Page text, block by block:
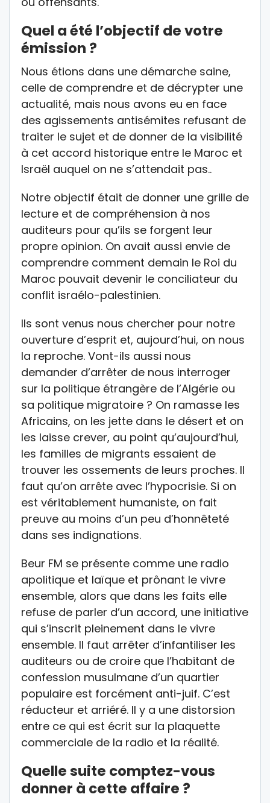
Quel a été l’objectif de votre
émission ?
Nous étions dans une démarche saine,
celle de comprendre et de décrypter une
actualité, mais nous avons eu en face
des agissements antisémites refusant de
traiter le sujet et de donner de la visibilité
à cet accord historique entre le Maroc et
Israël auquel on ne s’attendait pas..
Notre objectif était de donner une grille de
lecture et de compréhension à nos
auditeurs pour qu’ils se forgent leur
propre opinion. On avait aussi envie de
comprendre comment demain le Roi du
Maroc pouvait devenir le conciliateur du
conflit israélo-palestinien.
Ils sont venus nous chercher pour notre
ouverture d’esprit et, aujourd’hui, on nous
la reproche. Vont-ils aussi nous
demander d’arrêter de nous interroger
sur la politique étrangère de l’Algérie ou
sa politique migratoire ? On ramasse les
Africains, on les jette dans le désert et on
les laisse crever, au point qu’aujourd’hui,
les familles de migrants essaient de
trouver les ossements de leurs proches. Il
faut qu’on arrête avec l’hypocrisie. Si on
est véritablement humaniste, on fait
preuve au moins d’un peu d’honnêteté
dans ses indignations.
Beur FM se présente comme une radio
apolitique et laïque et prônant le vivre
ensemble, alors que dans les faits elle
refuse de parler d’un accord, une initiative
qui s’inscrit pleinement dans le vivre
ensemble. Il faut arrêter d’infantiliser les
auditeurs ou de croire que l’habitant de
confession musulmane d’un quartier
populaire est forcément anti-juif. C’est
réducteur et arriéré. Il y a une distorsion
entre ce qui est écrit sur la plaquette
commerciale de la radio et la réalité.
Quelle suite comptez-vous
donner à cette affaire ?